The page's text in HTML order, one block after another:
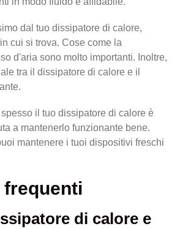
dal tuo dissipatore di calore,
cui si trova. Cose come la
d'aria sono molto importanti. Inoltre,
tra il dissipatore di calore e il
il tuo dissipatore di calore è
a mantenerlo funzionante bene.
mantenere i tuoi dispositivi freschi
frequenti
di calore e